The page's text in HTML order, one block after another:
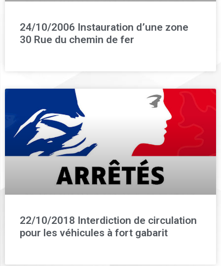
24/10/2006 Instauration d’une zone
30 Rue du chemin de fer
22/10/2018 Interdiction de circulation
pour les véhicules à fort gabarit